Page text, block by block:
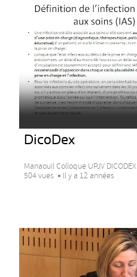
DicoDex
Manaouil Colloque UPJV DICODEX
504 vues
Il y a 12 années